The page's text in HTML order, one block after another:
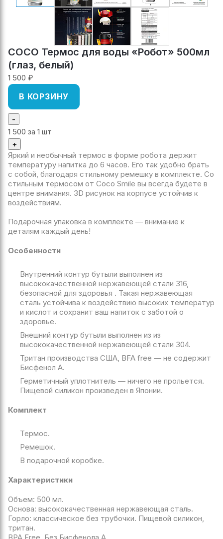
COCO Термос для воды «Робот» 500мл
(глаз, белый)
1 500 ₽
В КОРЗИНУ
-
1 500 за 1 шт
+
Яркий и необычный термос в форме робота держит
температуру напитка до 6 часов. Его так удобно брать
с собой, благодаря стильному ремешку в комплекте. Со
стильным термосом от Coco Smile вы всегда будете в
центре внимания. 3D рисунок на корпусе устойчив к
воздействиям.
Подарочная упаковка в комплекте — внимание к
деталям каждый день!
Особенности
Внутренний контур бутыли выполнен из
высококачественной нержавеющей стали 316,
безопасной для здоровья . Такая нержавеющая
сталь устойчива к воздействию высоких температур
и кислот и сохранит ваш напиток с заботой о
здоровье.
Внешний контур бутыли выполнен из из
высококачественной нержавеющей стали 304.
Тритан производства США, BFA free — не содержит
Бисфенол А.
Герметичный уплотнитель — ничего не прольется.
Пищевой силикон произведен в Японии.
Комплект
Термос.
Ремешок.
В подарочной коробке.
Характеристики
Объем: 500 мл.
Основа: высококачественная нержавеющая сталь.
Горло: классическое без трубочки. Пищевой силикон,
тритан.
BPA Free. Без Бисфенола А.